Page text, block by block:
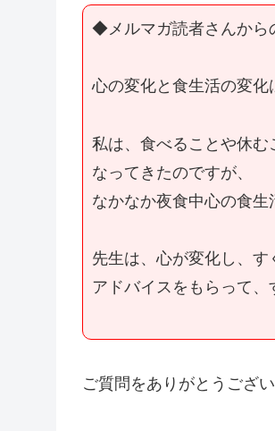
◆メルマガ読者さんか
心の変化と食生活の変化
私は、食べることや休む
なってきたのですが、
なかなか夜食中心の食生
先生は、心が変化し、す
アドバイスをもらって、
ご質問をありがとうござい